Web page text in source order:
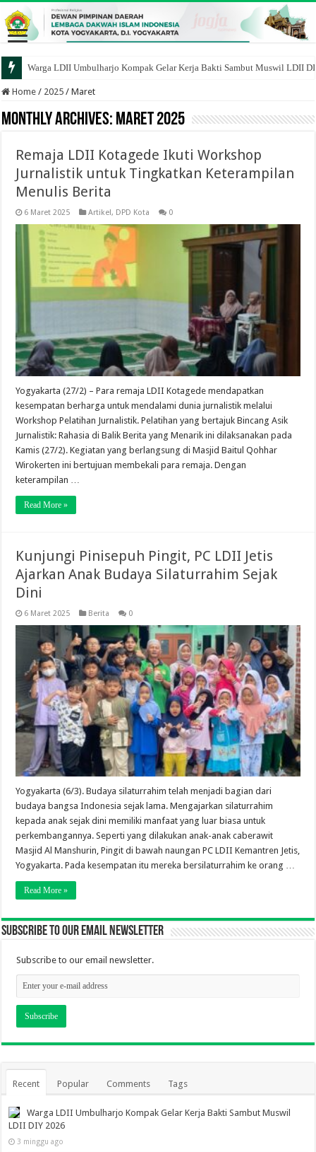
Warga LDII Umbulharjo Kompak Gelar Kerja Bakti Sambut Muswil LDII
Home / 2025 / Maret
Monthly Archives: Maret 2025
Remaja LDII Kotagede Ikuti Workshop
Jurnalistik untuk Tingkatkan Keterampilan
Menulis Berita
6 Maret 2025 Artikel, DPD Kota 0
Yogyakarta (27/2) – Para remaja LDII Kotagede mendapatkan
kesempatan berharga untuk mendalami dunia jurnalistik melalui
Workshop Pelatihan Jurnalistik. Pelatihan yang bertajuk Bincang Asik
Jurnalistik: Rahasia di Balik Berita yang Menarik ini dilaksanakan pada
Kamis (27/2). Kegiatan yang berlangsung di Masjid Baitul Qohhar
Wirokerten ini bertujuan membekali para remaja. Dengan
keterampilan …
Read More »
Kunjungi Pinisepuh Pingit, PC LDII Jetis
Ajarkan Anak Budaya Silaturrahim Sejak
Dini
6 Maret 2025 Berita 0
Yogyakarta (6/3). Budaya silaturrahim telah menjadi bagian dari
budaya bangsa Indonesia sejak lama. Mengajarkan silaturrahim
kepada anak sejak dini memiliki manfaat yang luar biasa untuk
perkembangannya. Seperti yang dilakukan anak-anak caberawit
Masjid Al Manshurin, Pingit di bawah naungan PC LDII Kemantren Jetis,
Yogyakarta. Pada kesempatan itu mereka bersilaturrahim ke orang …
Read More »
Subscribe to our email newsletter
Subscribe to our email newsletter.
Recent Popular Comments Tags
Warga LDII Umbulharjo Kompak Gelar Kerja Bakti Sambut Muswil
LDII DIY 2026
3 minggu ago